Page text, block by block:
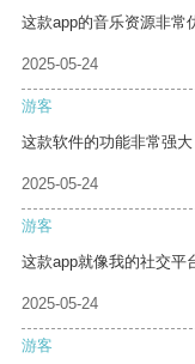
这款app的音乐资源非常
2025-05-24
游客
这款软件的功能非常强
2025-05-24
游客
这款app就像我的社交平
2025-05-24
游客